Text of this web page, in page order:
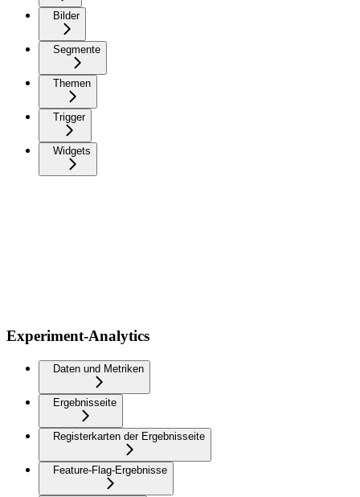
Bilder
Segmente
Themen
Trigger
Widgets
Experiment-Analytics
Daten und Metriken
Ergebnisseite
Registerkarten der Ergebnisseite
Feature-Flag-Ergebnisse